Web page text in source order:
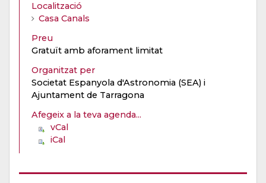
Localització
Casa Canals
Preu
Gratuït amb aforament limitat
Organitzat per
Societat Espanyola d'Astronomia (SEA) i
Ajuntament de Tarragona
Afegeix a la teva agenda...
vCal
iCal